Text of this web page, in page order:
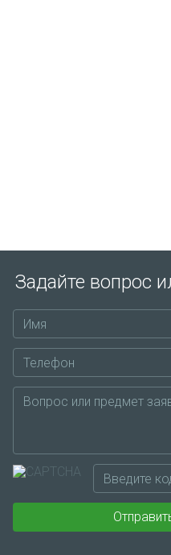
Задайте вопрос